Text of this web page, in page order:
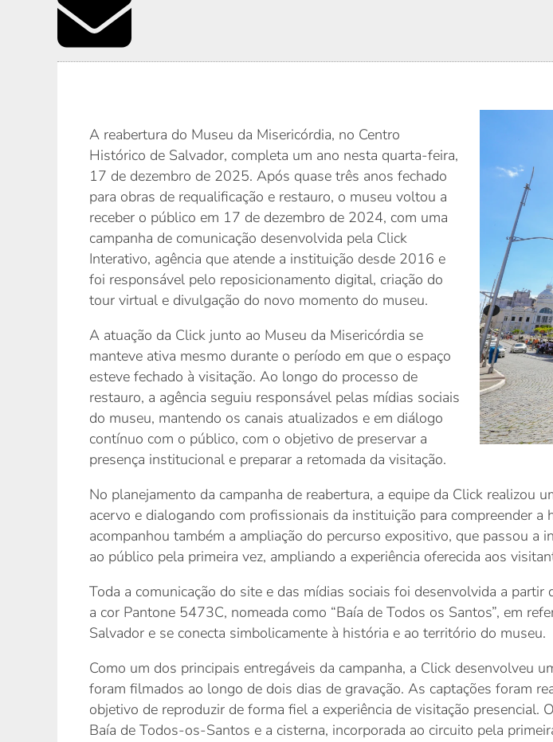
A reabertura do Museu da Misericórdia, no Centro
Histórico de Salvador, completa um ano nesta quarta-feira,
17 de dezembro de 2025. Após quase três anos fechado
para obras de requalificação e restauro, o museu voltou a
receber o público em 17 de dezembro de 2024, com uma
campanha de comunicação desenvolvida pela Click
Interativo, agência que atende a instituição desde 2016 e
foi responsável pelo reposicionamento digital, criação do
tour virtual e divulgação do novo momento do museu.
A atuação da Click junto ao Museu da Misericórdia se
manteve ativa mesmo durante o período em que o espaço
esteve fechado à visitação. Ao longo do processo de
restauro, a agência seguiu responsável pelas mídias sociais
do museu, mantendo os canais atualizados e em diálogo
contínuo com o público, com o objetivo de preservar a
presença institucional e preparar a retomada da visitação.
No planejamento da campanha de reabertura, a equipe da Click realizou
acervo e dialogando com profissionais da instituição para compreender
acompanhou também a ampliação do percurso expositivo, que passou
ao público pela primeira vez, ampliando a experiência oferecida aos
Toda a comunicação do site e das mídias sociais foi desenvolvida a
a cor Pantone 5473C, nomeada como “Baía de Todos os Santos”, em
Salvador e se conecta simbolicamente à história e ao território do museu.
Como um dos principais entregáveis da campanha, a Click desenvolveu
foram filmados ao longo de dois dias de gravação. As captações foram
objetivo de reproduzir de forma fiel a experiência de visitação
Baía de Todos-os-Santos e a cisterna, incorporada ao circuito pela